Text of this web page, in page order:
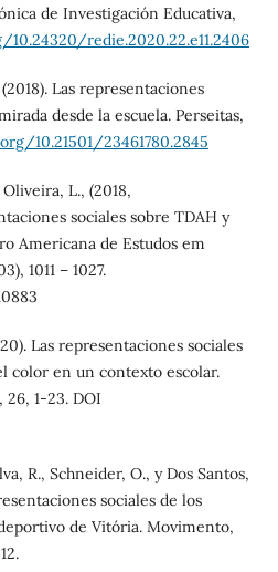
de Investigación Educativa,
redie.2020.22.e11.2406
Las representaciones
desde la escuela. Perseitas,
10.21501/23461780.2845
L., (2018,
sociales sobre TDAH y
Americana de Estudos em
1011 – 1027.
Las representaciones sociales
color en un contexto escolar.
26, 1-23. DOI
R., Schneider, O., y Dos Santos,
sociales de los
de Vitória. Movimento,